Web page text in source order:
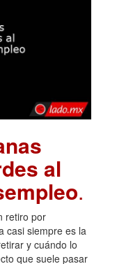
al
.
retiro por
casi siempre es la
y cuándo lo
que suele pasar